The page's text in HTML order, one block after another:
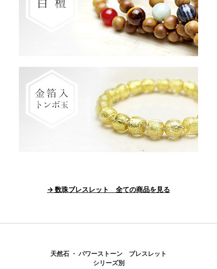
→ 数珠ブレスレット 全ての商品を見る
天然石 ・ パワーストーン ブレスレット
シリーズ別